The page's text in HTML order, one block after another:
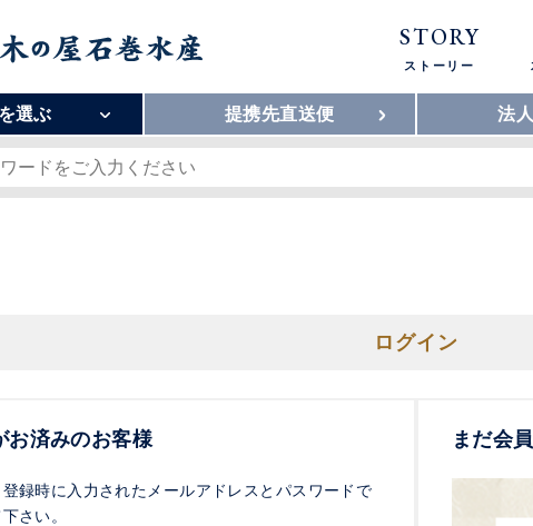
STORY
ストーリー
選ぶ 提携先直送便 法
ログイン
お済みのお客様
録時に入力されたメールアドレスとパスワードで
さい。
まだ会